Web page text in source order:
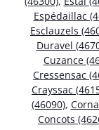
Espédaillac
Esclauzels
Duravel
Cuzance
Cressensac
Crayssac
(46090),
Concots